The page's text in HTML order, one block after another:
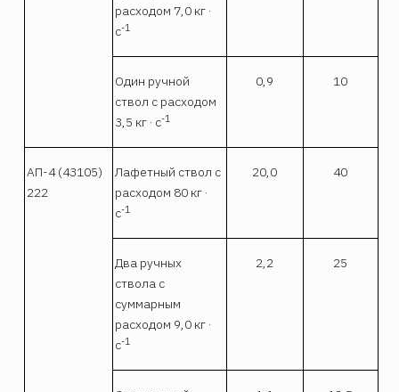
расходом 7,0 кг ·
с-1
Один ручной
ствол с расходом
3,5 кг · с-1
0,9 10
АП-4 (43105)
222
Лафетный ствол с
расходом 80 кг ·
с-1
20,0 40
Два ручных
ствола с
суммарным
расходом 9,0 кг ·
с-1
2,2 25